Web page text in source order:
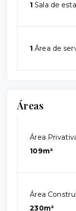
1 Sala de
1 Área de
Áreas
Área
109m²
Área
230m²